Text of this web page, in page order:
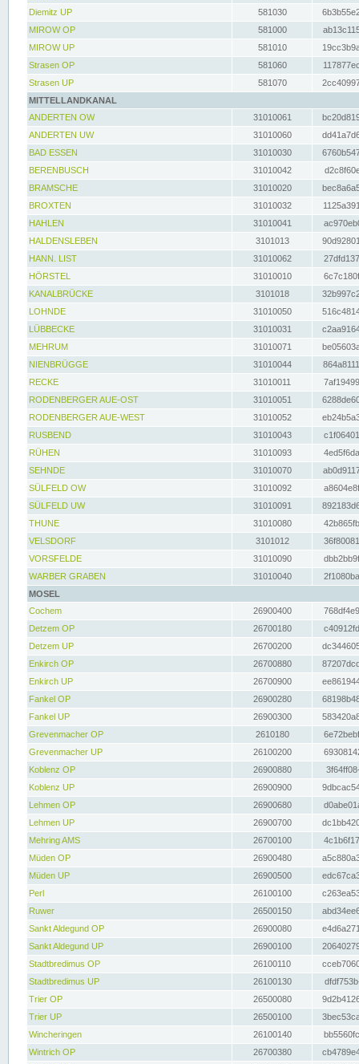
Diemitz UP
581030
MIROW OP
581000
MIROW UP
581010
Strasen OP
581060
Strasen UP
581070
MITTELLANDKANAL
ANDERTEN OW
31010061
ANDERTEN UW
31010060
BAD ESSEN
31010030
BERENBUSCH
31010042
BRAMSCHE
31010020
BROXTEN
31010032
HAHLEN
31010041
HALDENSLEBEN
3101013
HANN. LIST
31010062
HÖRSTEL
31010010
KANALBRÜCKE
3101018
LOHNDE
31010050
LÜBBECKE
31010031
MEHRUM
31010071
NIENBRÜGGE
31010044
RECKE
31010011
RODENBERGER AUE-OST
31010051
RODENBERGER AUE-WEST
31010052
RUSBEND
31010043
RÜHEN
31010093
SEHNDE
31010070
SÜLFELD OW
31010092
SÜLFELD UW
31010091
THUNE
31010080
VELSDORF
3101012
VORSFELDE
31010090
WARBER GRABEN
31010040
MOSEL
Cochem
26900400
Detzem OP
26700180
Detzem UP
26700200
Enkirch OP
26700880
Enkirch UP
26700900
Fankel OP
26900280
Fankel UP
26900300
Grevenmacher OP
2610180
Grevenmacher UP
26100200
Koblenz OP
26900880
Koblenz UP
26900900
Lehmen OP
26900680
Lehmen UP
26900700
Mehring AMS
26700100
Müden OP
26900480
Müden UP
26900500
Perl
26100100
Ruwer
26500150
Sankt Aldegund OP
26900080
Sankt Aldegund UP
26900100
Stadtbredimus OP
26100110
Stadtbredimus UP
26100130
Trier OP
26500080
Trier UP
26500100
Wincheringen
26100140
Wintrich OP
26700380